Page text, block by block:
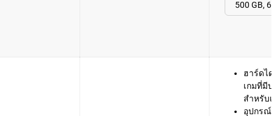
ฮาร์ดไ
เกมที่มี
สำหรับ
อุปกร